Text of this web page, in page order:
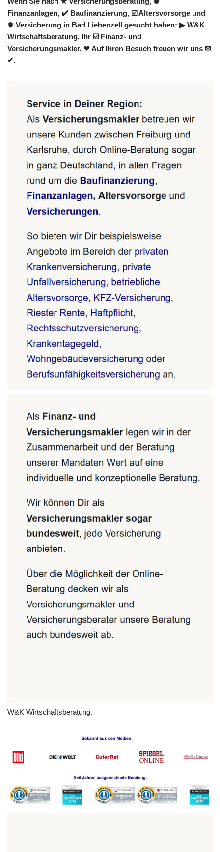
Finanzanlagen, ✔️ Baufinanzierung, ☑️ Altersvorsorge und
✹ Versicherung in Bad Liebenzell gesucht haben: ▶︎ W&K
Wirtschaftsberatung, Ihr ☑️ Finanz- und
Versicherungsmakler. ❤ Auf Ihren Besuch freuen wir uns ✉
✔.
W&K Wirtschaftsberatung.